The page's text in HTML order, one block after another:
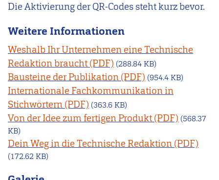
Die Aktivierung der QR-Codes steht kurz bevor.
Weitere Informationen
Weshalb Ihr Unternehmen eine Technische
Redaktion braucht
(288.84 KB)
Bausteine der Publikation (954.4 KB)
Internationale Fachkommunikation in
Stichwörtern
(363.6 KB)
Von der Idee zum fertigen Produkt
(568.37
KB)
Dein Weg in die Technische Redaktion
(172.62 KB)